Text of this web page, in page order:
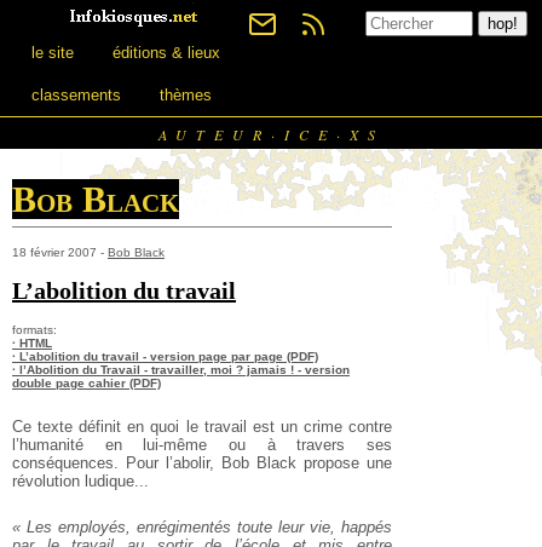
le site éditions & lieux
classements thèmes
AUTEUR·ICE·XS
Bob Black
18 février 2007 - Bob Black
L’abolition du travail
formats:
· HTML
· L’abolition du travail - version page par page (PDF)
· l’Abolition du Travail - travailler, moi ? jamais ! - version
double page cahier (PDF)
Ce texte définit en quoi le travail est un crime contre
l’humanité en lui-même ou à travers ses
conséquences. Pour l’abolir, Bob Black propose une
révolution ludique...
« Les employés, enrégimentés toute leur vie, happés